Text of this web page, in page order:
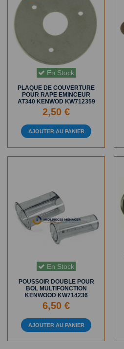
En Stock
PLAQUE DE COUVERTURE
POUR RAPE EMINCEUR
AT340 KENWOD KW712359
2,50 €
AJOUTER AU PANIER
En Stock
POUSSOIR DOUBLE POUR
BOL MULTIFONCTION
KENWOOD KW714236
6,50 €
AJOUTER AU PANIER